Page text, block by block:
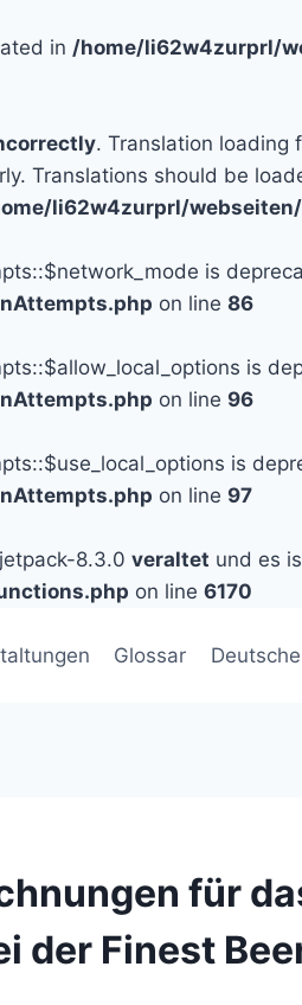
in /home/li62w4zurprl/
. Translation loading
Translations should be
li62w4zurprl/
is
on line 86
is
on line 96
is
on line 97
8.3.0 veraltet und es
on line 6170
Glossar
für
der Finest